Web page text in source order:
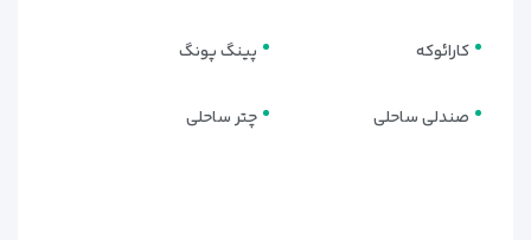
کارائوکه پینگ پونگ
صندلی ساحلی چتر ساحلی